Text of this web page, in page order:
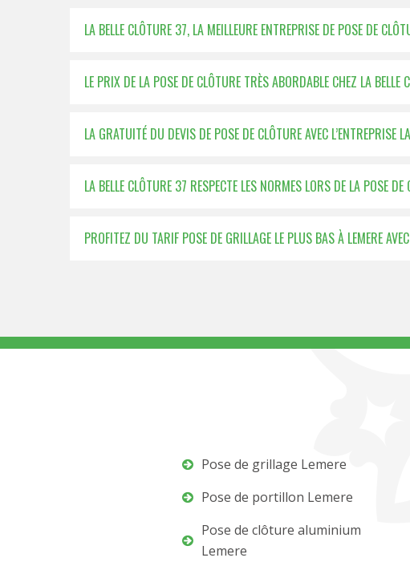
LA BELLE CLÔTURE 37, LA MEILLEURE ENTREPRISE DE POSE DE
LE PRIX DE LA POSE DE CLÔTURE TRÈS ABORDABLE CHEZ LA BELLE
LA GRATUITÉ DU DEVIS DE POSE DE CLÔTURE AVEC L’ENTREPRISE
LA BELLE CLÔTURE 37 RESPECTE LES NORMES LORS DE LA POSE DE
PROFITEZ DU TARIF POSE DE GRILLAGE LE PLUS BAS À LEMERE
Pose de grillage Lemere
Pose de portillon Lemere
Pose de clôture aluminium
Lemere